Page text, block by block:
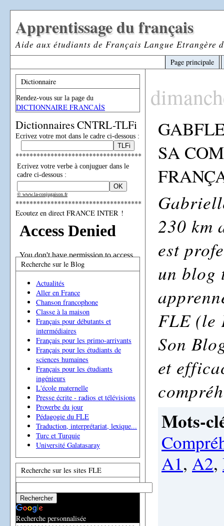
Apprentissage du français
Aide aux étudiants de Français Langue Etrangère
Page principale
Dictionnaire
Rendez-vous sur la page du
DICTIONNAIRE FRANCAİS
Dictionnaires CNTRL-TLFi
Ecrivez votre mot dans le cadre ci-dessous :
************************************
Ecrivez votre verbe à conjuguer dans le
cadre ci-dessous :
© www.la-conjugaison.fr
************************************
Ecoutez en direct FRANCE INTER !
Recherche sur le Blog
Actualités
Aller en France
Chanson francophone
Classe à la maison
Français pour débutants et
intermédiaires
Français pour les primo-arrivants
Français pour les étudiants de
sciences humaines
Français pour les étudiants
ingénieurs
L'école maternelle
Presse écrite - radios et télévisions
Proverbe du jour
Pédagogie du FLE
Traduction, interprétariat, lexique...
Turc et Turquie
Université Galatasaray
Recherche sur les sites FLE
Recherche personnalisée
SA
230 km
est
un blog
FLE (le
Son
et
Mots-
A1, A2,